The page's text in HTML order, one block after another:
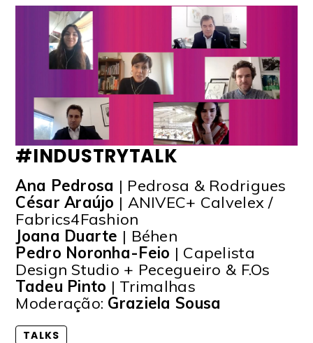
#INDUSTRYTALK
Ana Pedrosa | Pedrosa & Rodrigues
César Araújo | ANIVEC+ Calvelex /
Fabrics4Fashion
Joana Duarte | Béhen
Pedro Noronha-Feio | Capelista
Design Studio + Pecegueiro & F.Os
Tadeu Pinto | Trimalhas
Moderação: Graziela Sousa
TALKS